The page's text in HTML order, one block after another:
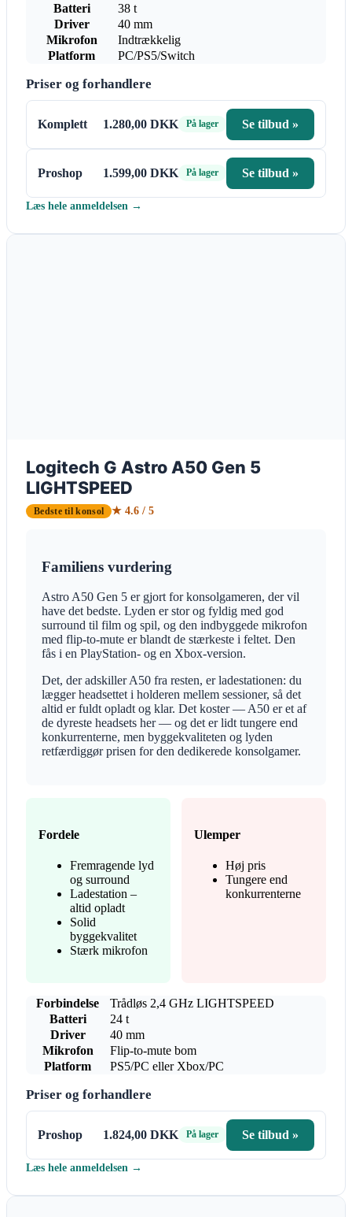
Batteri
38 t
Driver
40 mm
Mikrofon
Indtrækkelig
Platform
PC/PS5/Switch
Priser og forhandlere
Komplett 1.280,00 DKK På lager Se tilbud »
Proshop 1.599,00 DKK På lager Se tilbud »
Læs hele anmeldelsen →
Logitech G Astro A50 Gen 5
LIGHTSPEED
Bedste til konsol ★ 4.6 / 5
Familiens vurdering
Astro A50 Gen 5 er gjort for konsolgameren, der vil
have det bedste. Lyden er stor og fyldig med god
surround til film og spil, og den indbyggede mikrofon
med flip-to-mute er blandt de stærkeste i feltet. Den
fås i en PlayStation- og en Xbox-version.
Det, der adskiller A50 fra resten, er ladestationen: du
lægger headsettet i holderen mellem sessioner, så det
altid er fuldt opladt og klar. Det koster — A50 er et af
de dyreste headsets her — og det er lidt tungere end
konkurrenterne, men byggekvaliteten og lyden
retfærdiggør prisen for den dedikerede konsolgamer.
Fordele
Fremragende lyd
og surround
Ladestation –
altid opladt
Solid
byggekvalitet
Stærk mikrofon
Ulemper
Høj pris
Tungere end
konkurrenterne
Forbindelse
Trådløs 2,4 GHz LIGHTSPEED
Batteri
24 t
Driver
40 mm
Mikrofon
Flip-to-mute bom
Platform
PS5/PC eller Xbox/PC
Priser og forhandlere
Proshop 1.824,00 DKK På lager Se tilbud »
Læs hele anmeldelsen →